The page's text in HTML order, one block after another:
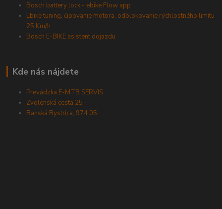
Bosch battery lock - ebike Flow app
Ebike tuning, čipovanie motora, odblokovanie rýchlostného limitu
25 Km/h
Bosch E-BIKE asistent dojazdu
Kde nás nájdete
Prevádzka E-MTB SERVIS
Zvolenská cesta 25
Banská Bystrica, 974 05